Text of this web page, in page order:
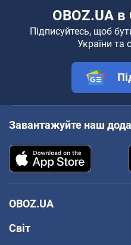
OBOZ.UA
Підписуйтесь, щоб
України та
Завантажуйте наш
OBOZ.UA
Світ